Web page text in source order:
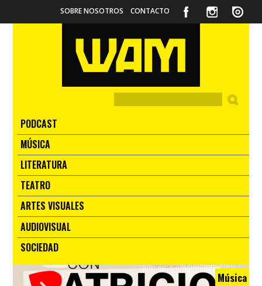
SOBRE NOSOTROS CONTACTO
PODCAST
MÚSICA
LITERATURA
TEATRO
ARTES VISUALES
AUDIOVISUAL
SOCIEDAD
Música